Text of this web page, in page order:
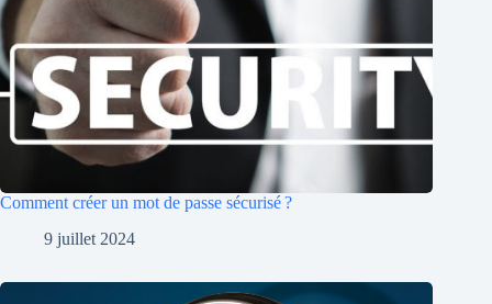
Comment créer un mot de passe sécurisé ?
9 juillet 2024